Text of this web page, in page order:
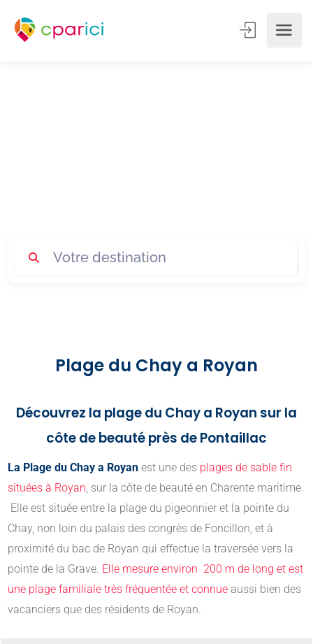
Plage du Chay a Royan
Découvrez la plage du Chay a Royan sur la
côte de beauté près de Pontaillac
La Plage du Chay a Royan est une des plages de sable fin
situées à Royan, sur la côte de beauté en Charente maritime.
Elle est située entre la plage du pigeonnier et la pointe du
Chay, non loin du palais des congrès de Foncillon, et à
proximité du bac de Royan qui effectue la traversée vers la
pointe de la Grave. Elle mesure environ 200 m de long et est
une plage familiale très fréquentée et connue aussi bien des
vacanciers que des résidents de Royan.